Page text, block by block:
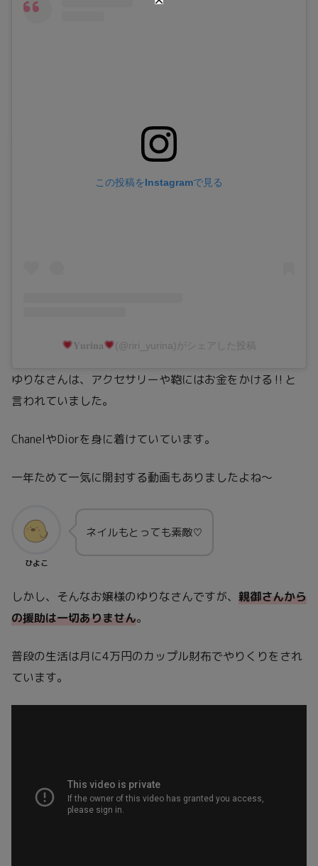
この投稿をInstagramで見る
𝐘𝐮𝐫𝐢𝐧𝐚 (@riri_yurina)がシェアした投稿
ゆりなさんは、アクセサリーや鞄にはお金をかける‼と
言われていました。
ChanelやDiorを身に着けていています。
一年ためて一気に開封する動画もありましたよね～
ひよこ
ネイルもとっても素敵♡
しかし、そんなお嬢様のゆりなさんですが、 親御さんから
の援助は一切ありません。
普段の生活は月に4万円のカップル財布でやりくりをされ
ています。